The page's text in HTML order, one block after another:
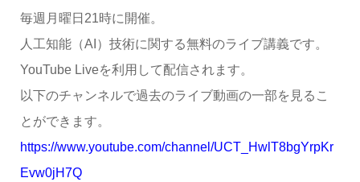
毎週月曜日21時に開催。
人工知能（AI）技術に関する無料のライブ講義です。
YouTube Liveを利用して配信されます。
以下のチャンネルで過去のライブ動画の一部を見るこ
とができます。
https://www.youtube.com/channel/UCT_HwlT8bgYrpKr
Evw0jH7Q